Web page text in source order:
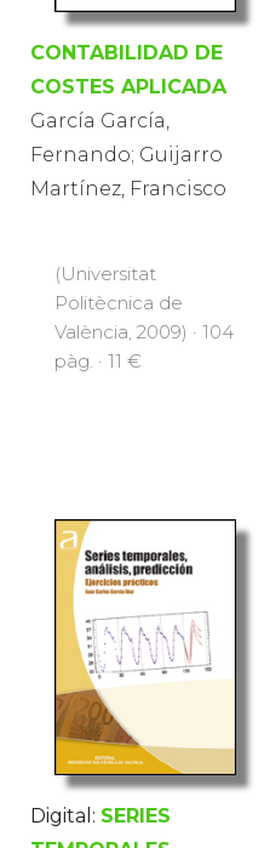
CONTABILIDAD DE
COSTES APLICADA
García García,
Fernando; Guijarro
Martínez, Francisco
(Universitat
Politècnica de
València, 2009) · 104
pàg. · 11 €
Digital: SERIES